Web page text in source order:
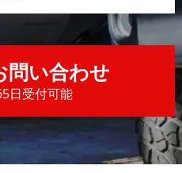
問い合わせ
日受付可能